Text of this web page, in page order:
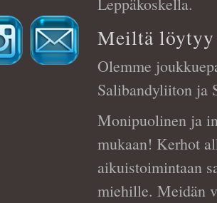
Meiltä
Olemme
Salibandyliiton ja
Monipuolinen ja
mukaan! Kerhot
aikuistoimintaan
miehille. Meidän